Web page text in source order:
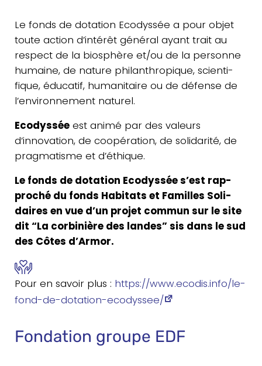
Le fonds de dota­tion Eco­dys­sée a pour objet
toute action d’in­té­rêt général ayant trait au
respect de la bio­sphère et/​ou de la per­sonne
humaine, de nature phi­lan­thro­pique, scien­ti­
fique, édu­ca­tif, huma­ni­taire ou de défense de
l’en­vi­ron­ne­ment naturel.
Eco­dys­séeest animé par des valeurs
d’innovation, de coopé­ra­tion, de soli­da­ri­té, de
prag­ma­tisme et d’éthique.
Le fonds de dota­tion Eco­dys­sée s’est rap­
pro­ché du fonds Habi­tats et Familles Soli­
daires en vue d’un projet commun sur le site
dit “La cor­bi­nière des landes” sis dans le sud
des Côtes d’Armor.
Pour en savoir plus : https://​www​.ecodis​.info/​l​e​-​
f​o​n​d​-​d​e​-​d​o​t​a​t​i​o​n​-​e​c​o​d​y​s​s​ee/
Fondation groupe EDF